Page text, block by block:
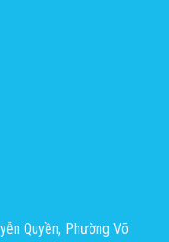
Quyền, Phường Võ